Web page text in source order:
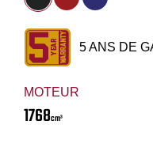
MOTEUR
1768cm³
5 ANS DE